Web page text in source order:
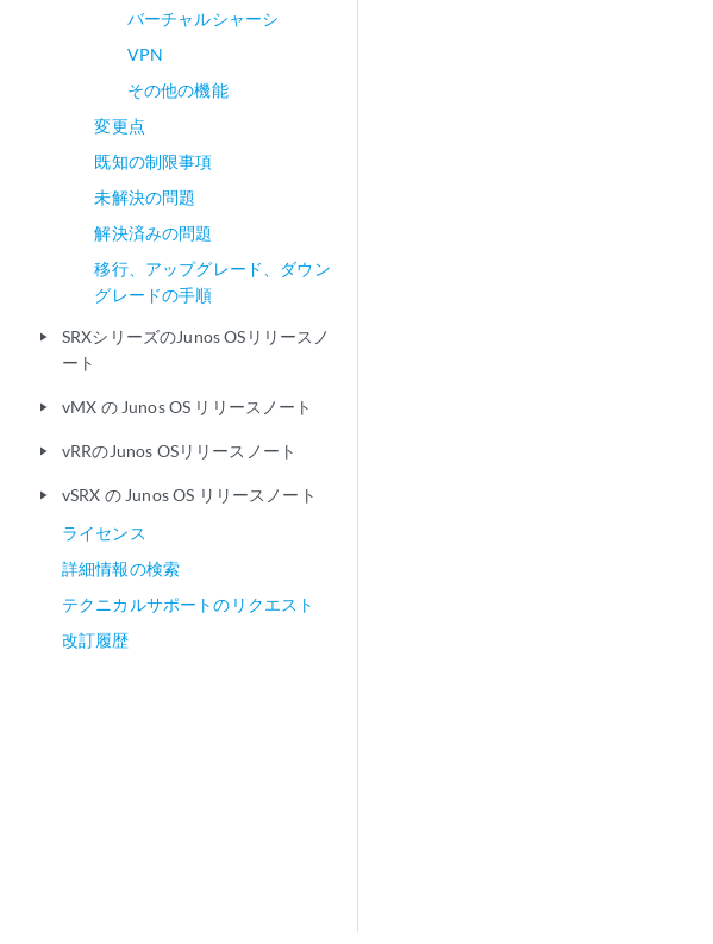
バーチャルシャーシ
VPN
その他の機能
変更点
既知の制限事項
未解決の問題
解決済みの問題
移行、アップグレード、ダウン
グレードの手順
play_arrow
SRXシリーズのJunos OSリリースノ
ート
play_arrow vMX の Junos OS リリースノート
play_arrow vRRのJunos OSリリースノート
play_arrow
vSRX の Junos OS リリースノート
ライセンス
詳細情報の検索
テクニカルサポートのリクエスト
改訂履歴